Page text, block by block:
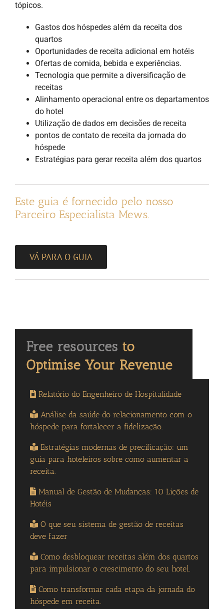
tópicos.
Gastos dos hóspedes além da receita dos
quartos
Oportunidades de receita adicional em hotéis
Ofertas de comida, bebida e experiências.
Tecnologia que permite a diversificação de
receitas
Alinhamento operacional entre os departamentos
do hotel
Utilização de dados em decisões de receita
pontos de contato de receita da jornada do
hóspede
Estratégias para gerar receita além dos quartos
Este guia é fornecido pelo nosso
Parceiro Especialista Mews.
VÁ PARA O GUIA
Relatório do Engenheiro de Hospitalidade
Análise da saúde do relacionamento com o
hóspede para fortalecer a fidelização.
Estratégias modernas de precificação: um
guia para hoteleiros sobre como aumentar a
receita.
Manual de Gestão de Mudanças: 10 Lições de
Hotéis
O que seu sistema de gestão de receitas
deve fazer
Como desbloquear receitas além dos quartos
para impulsionar o crescimento do seu hotel.
Como transformar cada etapa da jornada do
hóspede em receita.